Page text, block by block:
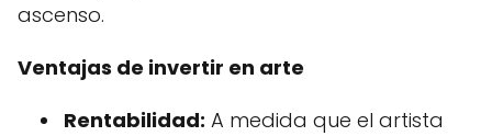
ascenso.
Ventajas de invertir en arte
Rentabilidad: A medida que el artista